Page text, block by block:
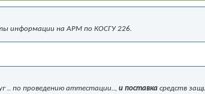
информации на АРМ по КОСГУ 226.
.. по проведению аттестации.., и поставка средств